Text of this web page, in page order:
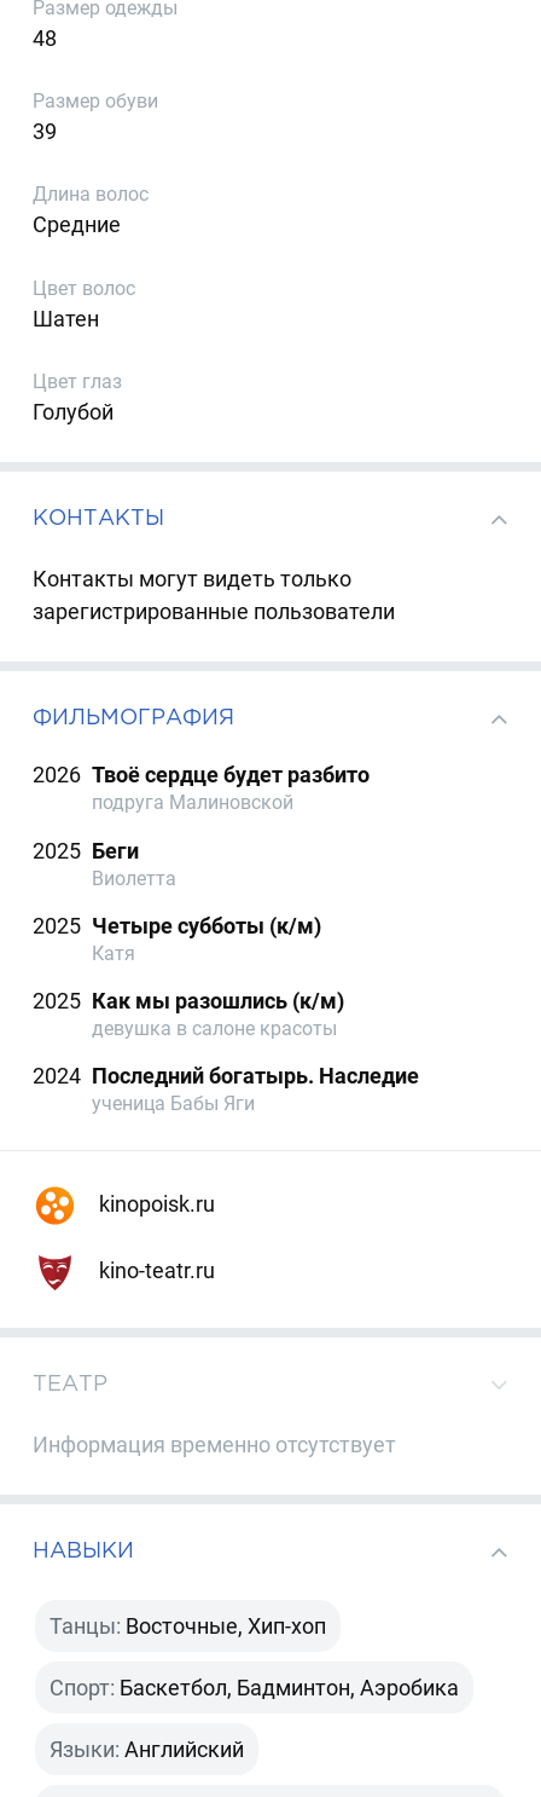
Размер одежды
48
Размер обуви
39
Длина волос
Средние
Цвет волос
Шатен
Цвет глаз
Голубой
КОНТАКТЫ
Контакты могут видеть только
зарегистрированные пользователи
ФИЛЬМОГРАФИЯ
2026 Твоё сердце будет разбито
подруга Малиновской
2025 Беги
Виолетта
2025 Четыре субботы (к/м)
Катя
2025 Как мы разошлись (к/м)
девушка в салоне красоты
2024 Последний богатырь. Наследие
ученица Бабы Яги
kinopoisk.ru
kino-teatr.ru
ТЕАТР
Информация временно отсутствует
НАВЫКИ
Танцы: Восточные, Хип-хоп
Спорт: Баскетбол, Бадминтон, Аэробика
Языки: Английский